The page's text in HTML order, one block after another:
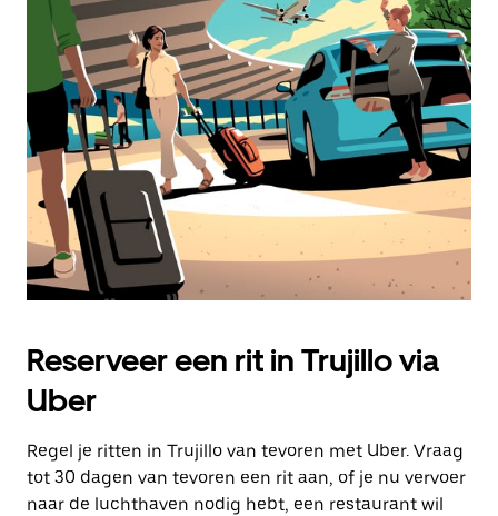
selecteren.
Druk
Escape
de
agenda
te
sluiten.
Reserveer een rit in Trujillo via
Uber
Regel je ritten in Trujillo van tevoren met Uber. Vraag
tot 30 dagen van tevoren een rit aan, of je nu vervoer
naar de luchthaven nodig hebt, een restaurant wil